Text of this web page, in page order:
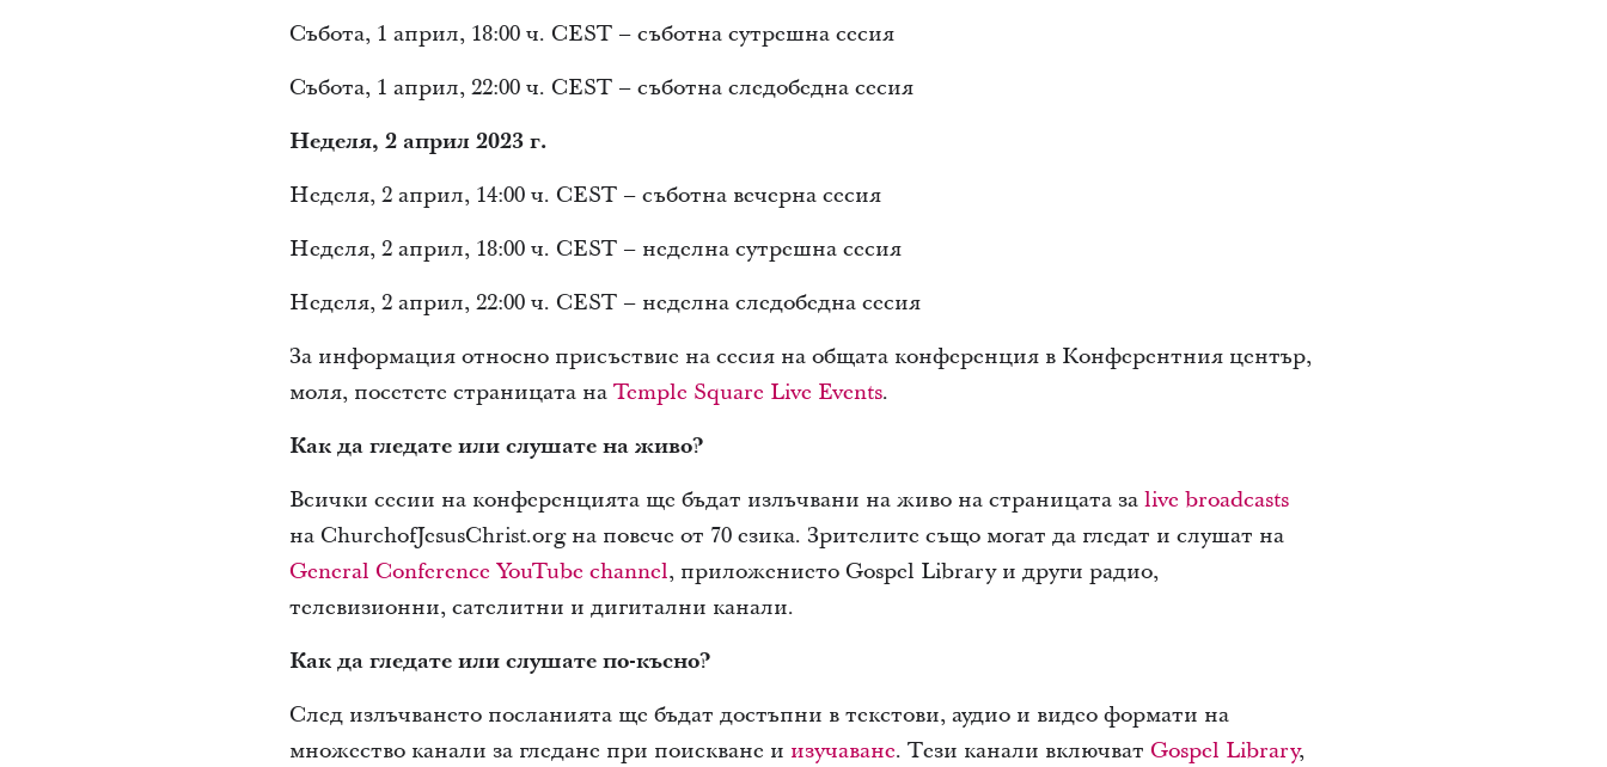
Събота, 1 април, 18:00 ч. CEST – съботна сутрешна сесия
Събота, 1 април, 22:00 ч. CEST – съботна следобедна сесия
Неделя, 2 април 2023 г.
Неделя, 2 април, 14:00 ч. CEST – съботна вечерна сесия
Неделя, 2 април, 18:00 ч. CEST – неделна сутрешна сесия
Неделя, 2 април, 22:00 ч. CEST – неделна следобедна сесия
За информация относно присъствие на сесия на общата конференция в Конферентния център,
моля, посетете страницата на Temple Square Live Events.
Как да гледате или слушате на живо?
Всички сесии на конференцията ще бъдат излъчвани на живо на страницата за live broadcasts
на ChurchofJesusChrist.org на повече от 70 езика. Зрителите също могат да гледат и слушат на
General Conference YouTube channel, приложението Gospel Library и други радио,
телевизионни, сателитни и дигитални канали.
Как да гледате или слушате по-късно?
След излъчването посланията ще бъдат достъпни в текстови, аудио и видео формати на
множество канали за гледане при поискване и изучаване. Тези канали включват Gospel Library,